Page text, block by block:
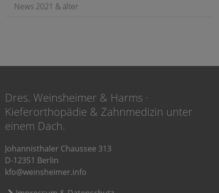
News 2021 & älter
Dres. Weinsheimer & Harms ·
Kieferorthopädie & Zahnmedizin unter
einem Dach.
Johannisthaler Chaussee 313
D-12351 Berlin
kfo@weinsheimer.info